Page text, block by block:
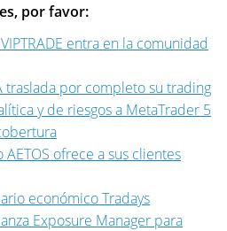
por favor:
entra en la comunidad
traslada por completo su trading
y de riesgos a MetaTrader 5
ofrece a sus clientes
económico Tradays
Exposure Manager para